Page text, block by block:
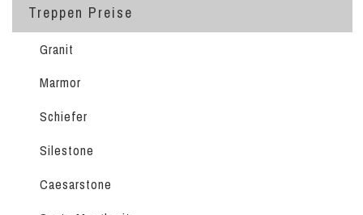
Treppen Preise
Granit
Marmor
Schiefer
Silestone
Caesarstone